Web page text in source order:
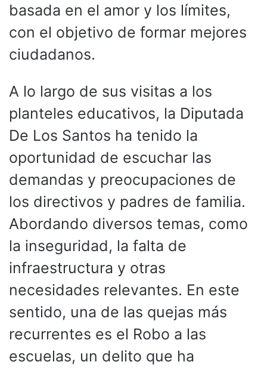
basada en el amor y los límites,
con el objetivo de formar mejores
ciudadanos.
A lo largo de sus visitas a los
planteles educativos, la Diputada
De Los Santos ha tenido la
oportunidad de escuchar las
demandas y preocupaciones de
los directivos y padres de familia.
Abordando diversos temas, como
la inseguridad, la falta de
infraestructura y otras
necesidades relevantes. En este
sentido, una de las quejas más
recurrentes es el Robo a las
escuelas, un delito que ha